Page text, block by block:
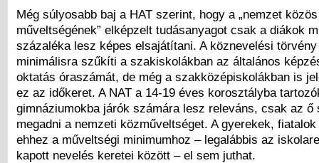
Még súlyosabb baj a HAT szerint, hogy a „nemzet közös
műveltségének” elképzelt tudásanyagot csak a diákok
százaléka lesz képes elsajátítani. A köznevelési
minimálisra szűkíti a szakiskolákban az általános
oktatás óraszámát, de még a szakközépiskolákban is
ez az időkeret. A NAT a 14-19 éves korosztályba
gimnáziumokba járók számára lesz releváns, csak az ő
megadni a nemzeti közműveltséget. A gyerekek,
ehhez a műveltségi minimumhoz – legalábbis az
kapott nevelés keretei között – el sem juthat.